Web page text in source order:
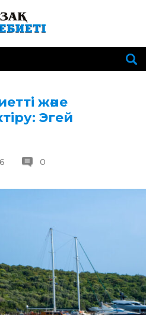
және
Эгей
0